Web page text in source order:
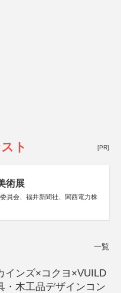
ト [PR]
術展
員会、福井新聞社、関西電力株
一覧
インズ×コクヨ×VUILD
・木工品デザインコン